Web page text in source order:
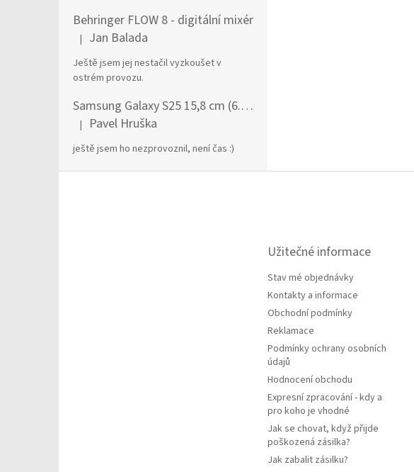
Behringer FLOW 8 - digitální mixér
Hodnocení produktu je 5 z 5 hvězdiček.
| Jan Balada
Ještě jsem jej nestačil vyzkoušet v
ostrém provozu.
Samsung Galaxy S25 15,8 cm (6.2") Dual SIM Android 15 5G USB typu C 12 GB 256 GB 4000 mAh Námořnická modrá
Hodnocení produktu je 1 z 5 hvězdiček.
| Pavel Hruška
ještě jsem ho nezprovoznil, není čas :)
Užitečné informace
Stav mé objednávky
Kontakty a informace
Obchodní podmínky
Reklamace
Podmínky ochrany osobních
údajů
Hodnocení obchodu
Expresní zpracování - kdy a
pro koho je vhodné
Jak se chovat, když přijde
poškozená zásilka?
Jak zabalit zásilku?